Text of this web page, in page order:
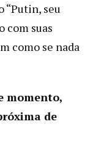
“Putin, seu
com suas
como se nada
momento,
de